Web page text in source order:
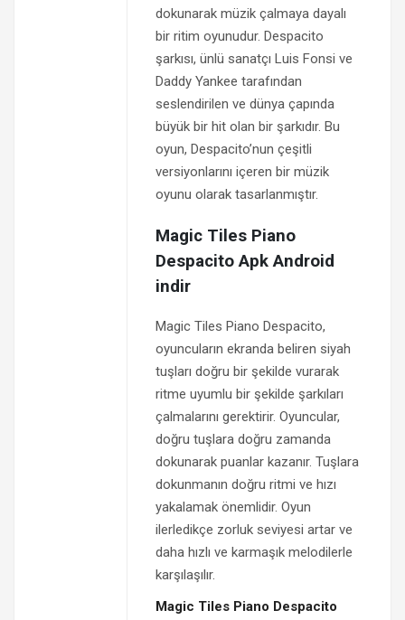
dokunarak müzik çalmaya dayalı
bir ritim oyunudur. Despacito
şarkısı, ünlü sanatçı Luis Fonsi ve
Daddy Yankee tarafından
seslendirilen ve dünya çapında
büyük bir hit olan bir şarkıdır. Bu
oyun, Despacito’nun çeşitli
versiyonlarını içeren bir müzik
oyunu olarak tasarlanmıştır.
Magic Tiles Piano
Despacito Apk Android
indir
Magic Tiles Piano Despacito,
oyuncuların ekranda beliren siyah
tuşları doğru bir şekilde vurarak
ritme uyumlu bir şekilde şarkıları
çalmalarını gerektirir. Oyuncular,
doğru tuşlara doğru zamanda
dokunarak puanlar kazanır. Tuşlara
dokunmanın doğru ritmi ve hızı
yakalamak önemlidir. Oyun
ilerledikçe zorluk seviyesi artar ve
daha hızlı ve karmaşık melodilerle
karşılaşılır.
Magic Tiles Piano Despacito